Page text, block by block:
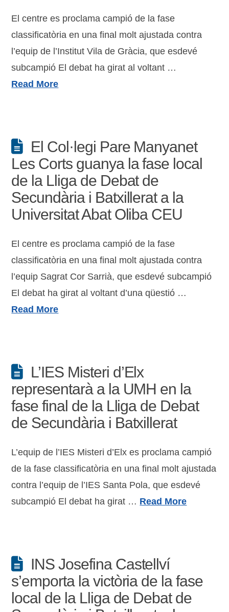
El centre es proclama campió de la fase
classificatòria en una final molt ajustada contra
l’equip de l’Institut Vila de Gràcia, que esdevé
subcampió El debat ha girat al voltant …
Read More
El Col·legi Pare Manyanet
Les Corts guanya la fase local
de la Lliga de Debat de
Secundària i Batxillerat a la
Universitat Abat Oliba CEU
El centre es proclama campió de la fase
classificatòria en una final molt ajustada contra
l’equip Sagrat Cor Sarrià, que esdevé subcampió
El debat ha girat al voltant d’una qüestió …
Read More
L’IES Misteri d’Elx
representarà a la UMH en la
fase final de la Lliga de Debat
de Secundària i Batxillerat
L’equip de l’IES Misteri d’Elx es proclama campió
de la fase classificatòria en una final molt ajustada
contra l’equip de l’IES Santa Pola, que esdevé
subcampió El debat ha girat … Read More
INS Josefina Castellví
s’emporta la victòria de la fase
local de la Lliga de Debat de